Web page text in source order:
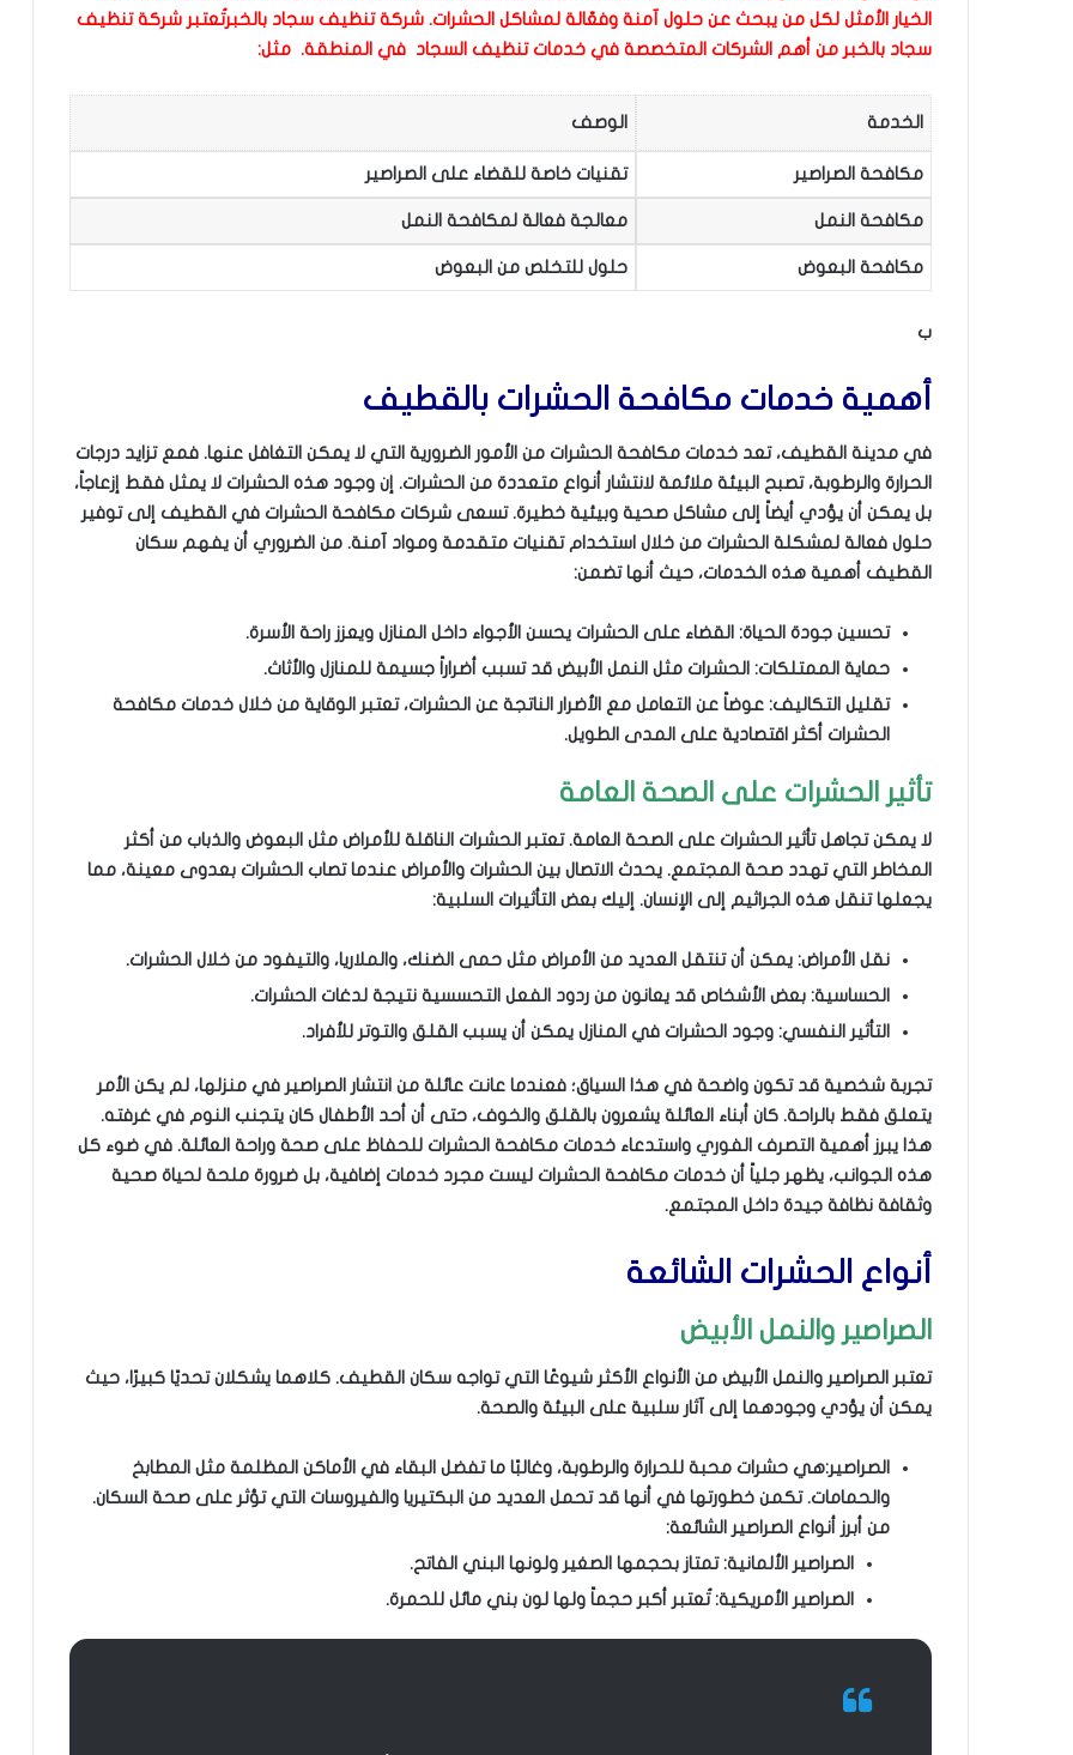
الخيار الأمثل لكل من يبحث عن حلول آمنة وفعّالة لمشاكل الحشرات. شركة تنظيف سجاد بالخبرتُعتبر شركة تنظيف
سجاد بالخبر من أهم الشركات المتخصصة في خدمات تنظيف السجاد في المنطقة. مثل:
الخدمة الوصف
مكافحة الصراصير تقنيات خاصة للقضاء على الصراصير
مكافحة النمل معالجة فعالة لمكافحة النمل
مكافحة البعوض حلول للتخلص من البعوض
ب
أهمية خدمات مكافحة الحشرات بالقطيف
في مدينة القطيف، تعد خدمات مكافحة الحشرات من الأمور الضرورية التي لا يمكن التغافل عنها. فمع تزايد درجات
الحرارة والرطوبة، تصبح البيئة ملائمة لانتشار أنواع متعددة من الحشرات. إن وجود هذه الحشرات لا يمثل فقط إزعاجاً،
بل يمكن أن يؤدي أيضاً إلى مشاكل صحية وبيئية خطيرة. تسعى شركات مكافحة الحشرات في القطيف إلى توفير
حلول فعالة لمشكلة الحشرات من خلال استخدام تقنيات متقدمة ومواد آمنة. من الضروري أن يفهم سكان
القطيف أهمية هذه الخدمات، حيث أنها تضمن:
تحسين جودة الحياة: القضاء على الحشرات يحسن الأجواء داخل المنازل ويعزز راحة الأسرة.
حماية الممتلكات: الحشرات مثل النمل الأبيض قد تسبب أضراراً جسيمة للمنازل والأثاث.
تقليل التكاليف: عوضاً عن التعامل مع الأضرار الناتجة عن الحشرات، تعتبر الوقاية من خلال خدمات مكافحة
الحشرات أكثر اقتصادية على المدى الطويل.
تأثير الحشرات على الصحة العامة
لا يمكن تجاهل تأثير الحشرات على الصحة العامة. تعتبر الحشرات الناقلة للأمراض مثل البعوض والذباب من أكثر
المخاطر التي تهدد صحة المجتمع. يحدث الاتصال بين الحشرات والأمراض عندما تصاب الحشرات بعدوى معينة، مما
يجعلها تنقل هذه الجراثيم إلى الإنسان. إليك بعض التأثيرات السلبية:
نقل الأمراض: يمكن أن تنتقل العديد من الأمراض مثل حمى الضنك، والملاريا، والتيفود من خلال الحشرات.
الحساسية: بعض الأشخاص قد يعانون من ردود الفعل التحسسية نتيجة لدغات الحشرات.
التأثير النفسي: وجود الحشرات في المنازل يمكن أن يسبب القلق والتوتر للأفراد.
تجربة شخصية قد تكون واضحة في هذا السياق؛ فعندما عانت عائلة من انتشار الصراصير في منزلها، لم يكن الأمر
يتعلق فقط بالراحة. كان أبناء العائلة يشعرون بالقلق والخوف، حتى أن أحد الأطفال كان يتجنب النوم في غرفته.
هذا يبرز أهمية التصرف الفوري واستدعاء خدمات مكافحة الحشرات للحفاظ على صحة وراحة العائلة. في ضوء كل
هذه الجوانب، يظهر جلياً أن خدمات مكافحة الحشرات ليست مجرد خدمات إضافية، بل ضرورة ملحة لحياة صحية
وثقافة نظافة جيدة داخل المجتمع.
أنواع الحشرات الشائعة
الصراصير والنمل الأبيض
تعتبر الصراصير والنمل الأبيض من الأنواع الأكثر شيوعًا التي تواجه سكان القطيف. كلاهما يشكلان تحديًا كبيرًا، حيث
يمكن أن يؤدي وجودهما إلى آثار سلبية على البيئة والصحة.
الصراصير:هي حشرات محبة للحرارة والرطوبة، وغالبًا ما تفضل البقاء في الأماكن المظلمة مثل المطابخ
والحمامات. تكمن خطورتها في أنها قد تحمل العديد من البكتيريا والفيروسات التي تؤثر على صحة السكان.
من أبرز أنواع الصراصير الشائعة:
الصراصير الألمانية: تمتاز بحجمها الصغير ولونها البني الفاتح.
الصراصير الأمريكية: تُعتبر أكبر حجماً ولها لون بني مائل للحمرة.